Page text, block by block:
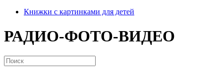
Книжки с картинками для детей
РАДИО-ФОТО-ВИДЕО